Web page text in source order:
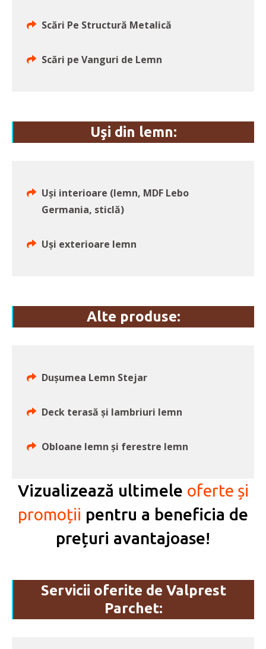
Scări Pe Structură Metalică
Scări pe Vanguri de Lemn
Uşi din lemn:
Uși interioare (lemn, MDF Lebo
Germania, sticlă)
Uși exterioare lemn
Alte produse:
Duşumea Lemn Stejar
Deck terasă și lambriuri lemn
Obloane lemn și ferestre lemn
Vizualizează ultimele oferte și
promoții pentru a beneficia de
prețuri avantajoase!
Servicii oferite de Valprest
Parchet: